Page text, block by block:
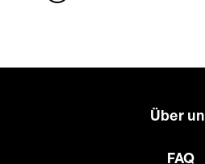
Über
FAQ